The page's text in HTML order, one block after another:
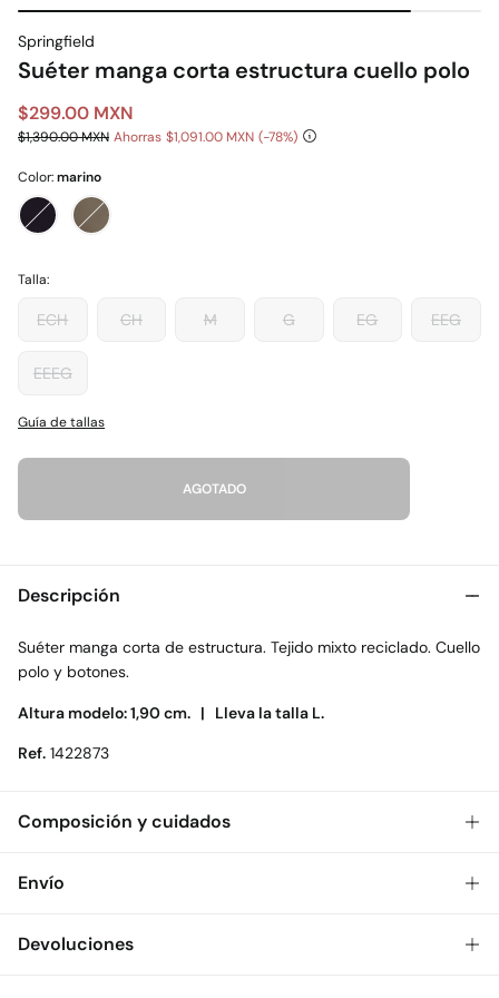
Springfield
Suéter manga corta estructura cuello polo
$299.00 MXN
$1,390.00 MXN Ahorras $1,091.00 MXN 78
Color:marino
Talla:
ECH CH M G EG EEG
EEEG
Guía de tallas
AGOTADO
Descripción
Suéter manga corta de estructura. Tejido mixto reciclado. Cuello
polo y botones.
Altura modelo: 1,90 cm. | Lleva la talla L.
Ref. 1422873
Composición y cuidados
Composición
Cuidados
Envío
Envío a tienda: 2-5 días.
Devoluciones